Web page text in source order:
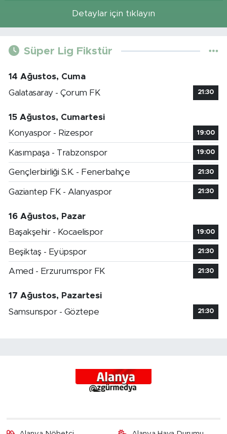
Detaylar için tıklayın
Süper Lig Fikstür
14 Ağustos, Cuma
Galatasaray - Çorum FK
21:30
15 Ağustos, Cumartesi
Konyaspor - Rizespor
19:00
Kasımpaşa - Trabzonspor 19:00
Gençlerbirliği S.K. - Fenerbahçe 21:30
Gaziantep FK - Alanyaspor 21:30
16 Ağustos, Pazar
Başakşehir - Kocaelispor
19:00
Beşiktaş - Eyüpspor 21:30
Amed - Erzurumspor FK 21:30
17 Ağustos, Pazartesi
Samsunspor - Göztepe
21:30